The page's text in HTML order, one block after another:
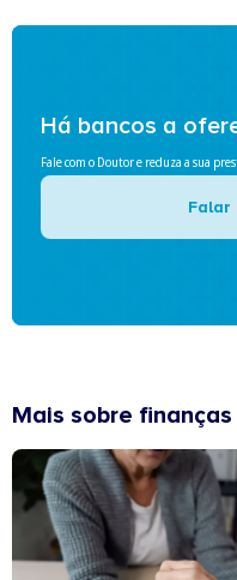
Há bancos a
Fale com o Doutor e reduza a sua
Falar
Mais sobre